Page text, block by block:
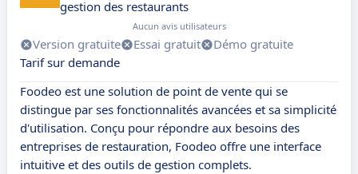
gestion des restaurants
Aucun avis utilisateurs
Version gratuite Essai gratuit
Démo gratuite
Tarif sur demande
Foodeo est une solution de point de vente qui se
distingue par ses fonctionnalités avancées et sa simplicité
d'utilisation. Conçu pour répondre aux besoins des
entreprises de restauration, Foodeo offre une interface
intuitive et des outils de gestion complets.